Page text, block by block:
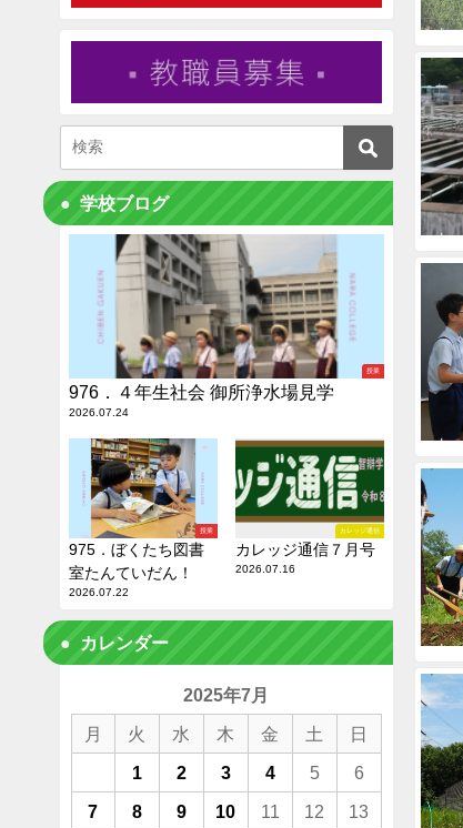
学校ブログ
授業
976．４年生社会 御所浄水場見学
2026.07.24
授業
975．ぼくたち図書
室たんていだん！
2026.07.22
カレッジ通信
カレッジ通信７月号
2026.07.16
カレンダー
2025年7月
月 火 水 木 金 土 日
1 2 3 4 5 6
7 8 9 10 11 12 13